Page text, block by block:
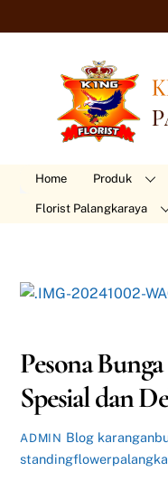
to
Home Produk
Florist Palangkaraya
Pesona
Spesial dan
ADMIN Blog